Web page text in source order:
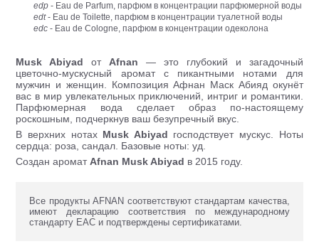
edp - Eau de Parfum, парфюм в концентрации парфюмерной воды
edt- Eau de Toilette, парфюм в концентрации туалетной воды
edc - Eau de Cologne, парфюм в концентрации одеколона
Musk Abiyadот Afnan — это глубокий и загадочный
цветочно-мускусный аромат с пикантными нотами для
мужчин и женщин. Композиция Афнан Маск Абияд окунёт
вас в мир увлекательных приключений, интриг и романтики.
Парфюмерная вода сделает образ по-настоящему
роскошным, подчеркнув ваш безупречный вкус.
В верхних нотах Musk Abiyad господствует мускус. Ноты
сердца: роза, сандал. Базовые ноты: уд.
Создан аромат Afnan Musk Abiyad в 2015 году.
Все продукты AFNAN соответствуют стандартам качества,
имеют декларацию соответствия по международному
стандарту ЕАС и подтверждены сертификатами.